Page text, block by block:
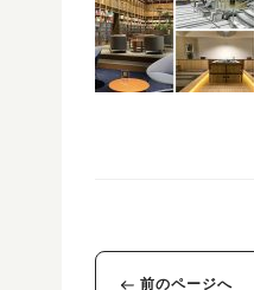
前のページへ